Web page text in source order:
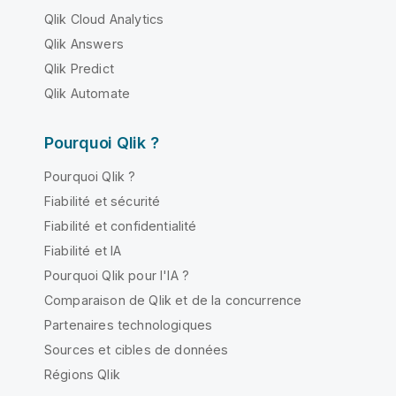
Qlik Cloud Analytics
Qlik Answers
Qlik Predict
Qlik Automate
Pourquoi Qlik ?
Pourquoi Qlik ?
Fiabilité et sécurité
Fiabilité et confidentialité
Fiabilité et IA
Pourquoi Qlik pour l'IA ?
Comparaison de Qlik et de la concurrence
Partenaires technologiques
Sources et cibles de données
Régions Qlik